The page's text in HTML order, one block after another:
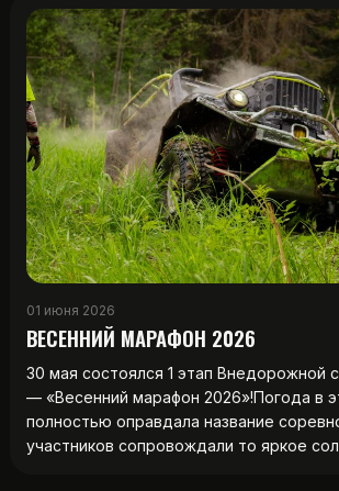
01 июня 2026
ВЕСЕННИЙ МАРАФОН 2026
30 мая состоялся 1 этап Внедорожной
— «Весенний марафон 2026»!Погода в
полностью оправдала название
участников сопровождали то яркое